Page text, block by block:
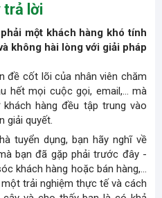
trả lời​
một khách hàng khó tính
không hài lòng với giải pháp
đề cốt lõi của nhân viên chăm
hết mọi cuộc gọi, email,... mà
hàng đều tập trung vào
giải quyết.
tuyển dụng, bạn hãy nghĩ về
bạn đã gặp phải trước đây -
khách hàng hoặc bán hàng,...
trải nghiệm thực tế và cách